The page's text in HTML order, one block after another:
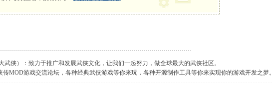
武侠）：致力于推广和发展武侠文化，让我们一起努力，做全球最大的武侠社区。
MOD游戏交流论坛，各种经典武侠游戏等你来玩，各种开源制作工具等你来实现你的游戏开发之梦。